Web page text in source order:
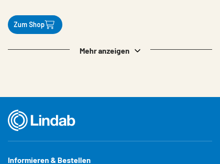
Zum Shop
Mehr anzeigen
Informieren & Bestellen